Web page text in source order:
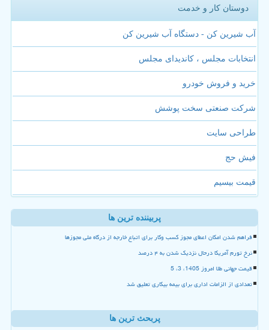
دوستان کار و خدمت
آب شیرین کن - دستگاه آب شیرین کن
انتخابات مجلس ، کاندیدای مجلس
خرید و فروش خودرو
شرکت صنعتی سخت پوشش
طراحی سایت
فیش حج
قیمت بیسیم
پربیننده ترین ها
فراهم شدن امکان اعطای مجوز کسب وکار برای اتباع خارجه از درگاه ملی مجوزها
نرخ تورم آمریکا درحال نزدیک شدن به ۴ درصد
قیمت جهانی طلا امروز 1405، 3، 5
تعدادی از الزامات اداری برای بیمه بیکاری تعلیق شد
پربحث ترین ها